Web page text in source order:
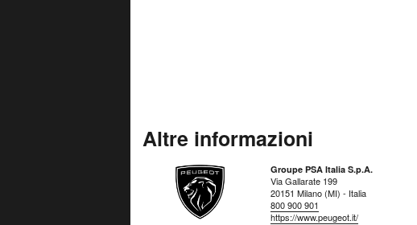
Altre informazioni
Groupe PSA Italia S.p.A.
Via Gallarate 199
20151 Milano (MI) - Italia
800 900 901
https://www.peugeot.it/